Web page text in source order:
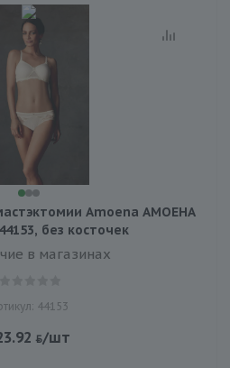
Amoena АМОЕНА
без косточек
в магазинах
44153
/шт